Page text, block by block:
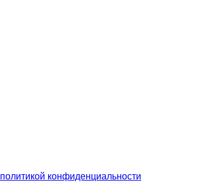
политикой конфиденциальности